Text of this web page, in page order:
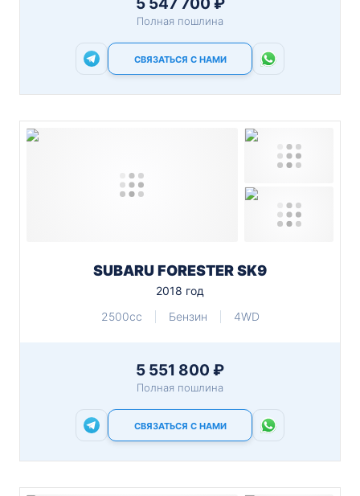
Полная пошлина
СВЯЗАТЬСЯ С НАМИ
SUBARU FORESTER SK9
2018 год
2500cc
Бензин 4WD
5 551 800 ₽
Полная пошлина
СВЯЗАТЬСЯ С НАМИ